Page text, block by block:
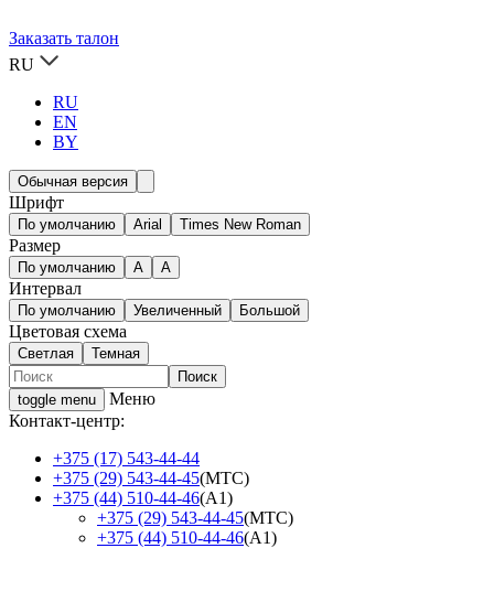
Заказать талон
RU
RU
EN
BY
Обычная версия
Шрифт
По умолчанию Arial Times New Roman
Размер
По умолчанию A A
Интервал
По умолчанию Увеличенный Большой
Цветовая схема
Светлая Темная
toggle menu
Меню
Контакт-центр:
+375 (17) 543-44-44
+375 (29) 543-44-45(МТС)
+375 (44) 510-44-46(А1)
+375 (29) 543-44-45(МТС)
+375 (44) 510-44-46(А1)